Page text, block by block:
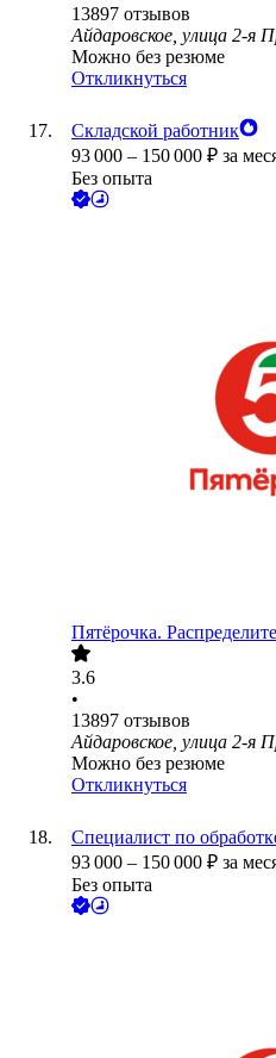
13897 отзывов
Айдаровское, улица 2-я
Можно без резюме
Откликнуться
Складской работник
93 000 – 150 000 ₽ за
Без опыта
Пятёрочка.
3.6
•
13897 отзывов
Айдаровское, улица 2-я
Можно без резюме
Откликнуться
Специалист по
93 000 – 150 000 ₽ за
Без опыта